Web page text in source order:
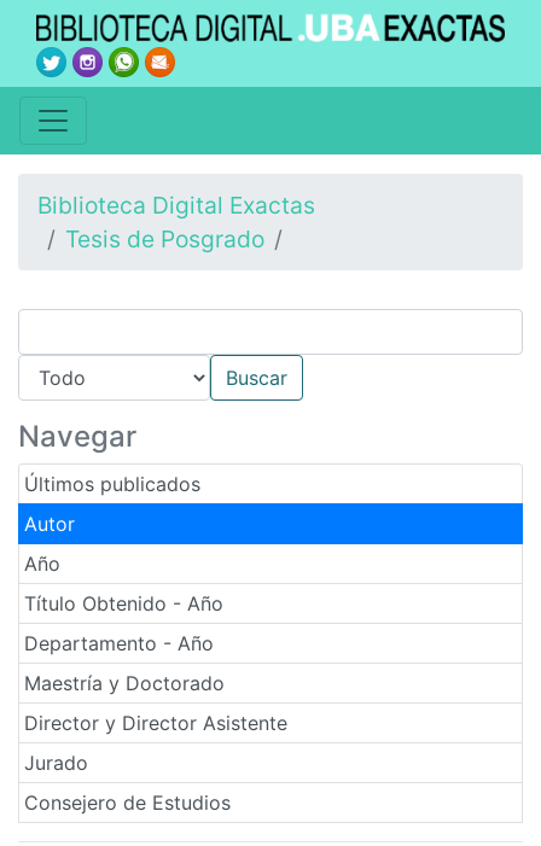
Biblioteca Digital Exactas
Tesis de Posgrado
Navegar
Últimos publicados
Autor
Año
Título Obtenido - Año
Departamento - Año
Maestría y Doctorado
Director y Director Asistente
Jurado
Consejero de Estudios